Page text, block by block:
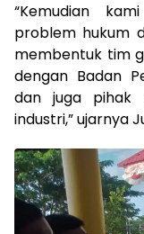
“Kemudian
problem hukum
membentuk tim
dengan Badan
dan juga pihak
industri,” ujarnya